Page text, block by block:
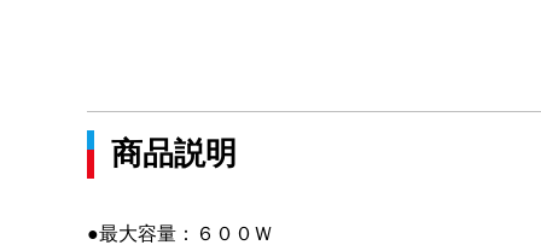
商品説明
●最大容量：６００Ｗ